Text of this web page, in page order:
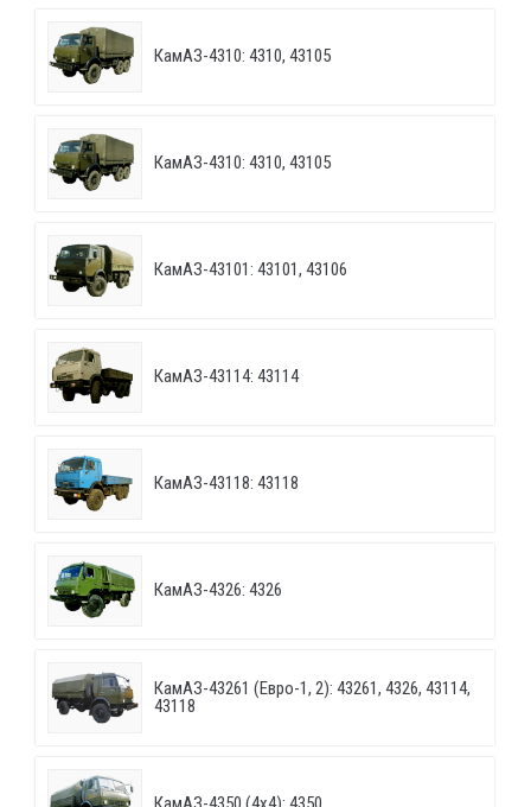
КамАЗ-4310: 4310, 43105
КамАЗ-4310: 4310, 43105
КамАЗ-43101: 43101, 43106
КамАЗ-43114: 43114
КамАЗ-43118: 43118
КамАЗ-4326: 4326
КамАЗ-43261 (Евро-1, 2): 43261, 4326, 43114,
43118